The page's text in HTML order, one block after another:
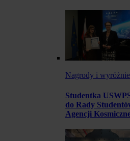
Nagrody i
Studentka
do Rady
Agencji